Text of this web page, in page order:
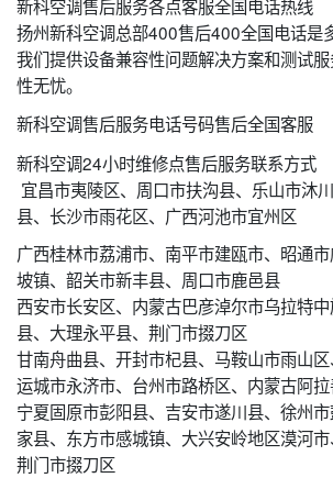
新科空调售后服务各点客服全国电话热线
扬州新科空调总部400售后400全国电话是
我们提供设备兼容性问题解决方案和测试
性无忧。
新科空调售后服务电话号码售后全国客服
新科空调24小时维修点售后服务联系方式
宜昌市夷陵区、周口市扶沟县、乐山市沐
县、长沙市雨花区、广西河池市宜州区
广西桂林市荔浦市、南平市建瓯市、昭通
坡镇、韶关市新丰县、周口市鹿邑县
西安市长安区、内蒙古巴彦淖尔市乌拉特
县、大理永平县、荆门市掇刀区
甘南舟曲县、开封市杞县、马鞍山市雨山区
运城市永济市、台州市路桥区、内蒙古阿
宁夏固原市彭阳县、吉安市遂川县、徐州
家县、东方市感城镇、大兴安岭地区漠河市
荆门市掇刀区